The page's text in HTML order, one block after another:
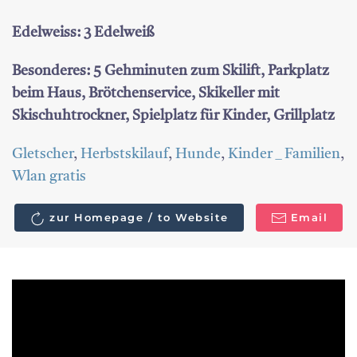
Edelweiss: 3 Edelweiß
Besonderes: 5 Gehminuten zum Skilift, Parkplatz
beim Haus, Brötchenservice, Skikeller mit
Skischuhtrockner, Spielplatz für Kinder, Grillplatz
Gletscher, Herbstskilauf, Hunde, Kinder _ Familien,
Wlan gratis
zur Homepage / to Website Email